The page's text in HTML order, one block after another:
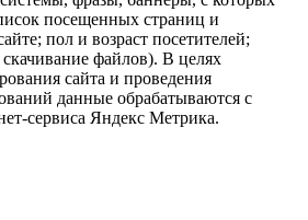
посещенных страниц и
пол и возраст посетителей;
файлов). В целях
сайта и проведения
данные обрабатываются с
сервиса Яндекс Метрика.